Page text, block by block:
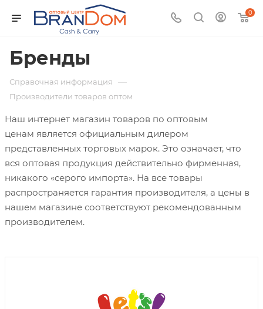
0
Бренды
Справочная информация —
Производители товаров оптом
Наш интернет магазин товаров по оптовым
ценам является официальным дилером
представленных торговых марок. Это означает, что
вся оптовая продукция действительно фирменная,
никакого «серого импорта». На все товары
распространяется гарантия производителя, а цены в
нашем магазине соответствуют рекомендованным
производителем.